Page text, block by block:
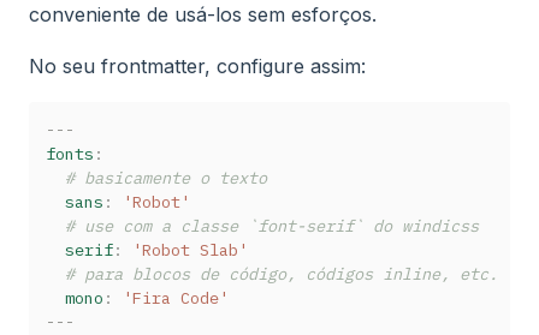
conveniente de usá-los sem esforços.
No seu frontmatter, configure assim:
---
fonts :
# basicamente o texto
sans :
'Robot'
# use com a classe `font-serif` do windicss
serif:
'Robot Slab'
# para blocos de código, códigos inline, etc.
mono :
'Fira Code'
---